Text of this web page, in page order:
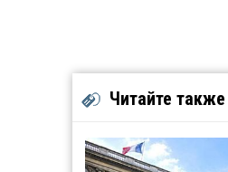
Читайте также